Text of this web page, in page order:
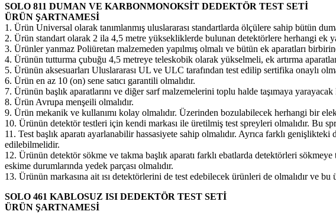
SOLO 811 DUMAN VE KARBONMONOKSİT DEDEKTÖR TEST SETİ
ÜRÜN ŞARTNAMESİ
1. Ürün Universal olarak tanımlanmış uluslararası standartlarda ölçülere sahip bütün
2. Ürün standart olarak 2 ila 4,5 metre yüksekliklerde bulunan detektörlere herhangi ek
3. Ürünler yanmaz Poliüretan malzemeden yapılmış olmalı ve bütün ek aparatları
4. Ürünün tutturma çubuğu 4,5 metreye teleskobik olarak yükselmeli, ek artırma
5. Ürünün aksesuarları Uluslararası UL ve ULC tarafından test edilip sertifika onaylı
6. Ürün en az 10 (on) sene satıcı garantili olmalıdır.
7. Ürünün başlık aparatlarını ve diğer sarf malzemelerini toplu halde taşımaya yarayacak
8. Ürün Avrupa menşeili olmalıdır.
9. Ürün mekanik ve kullanımı kolay olmalıdır. Üzerinden bozulabilecek herhangi bir
10. Ürünün detektör testleri için kendi markası ile üretilmiş test spreyleri olmalıdır. Bu
11. Test başlık aparatı ayarlanabilir hassasiyete sahip olmalıdır. Ayrıca farklı
edilebilmelidir.
12. Ürünün detektör sökme ve takma başlık aparatı farklı ebatlarda detektörleri
eskime durumlarında yedek parçası olmalıdır.
13. Ürünün markasına ait ısı detektörlerini de test edebilecek ürünleri de olmalıdır ve
SOLO 461 KABLOSUZ ISI DEDEKTÖR TEST SETİ
ÜRÜN ŞARTNAMESİ